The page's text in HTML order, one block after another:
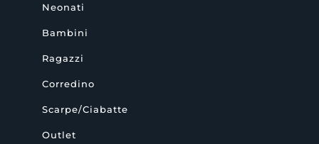
Neonati
Bambini
Ragazzi
Corredino
Scarpe/Ciabatte
Outlet